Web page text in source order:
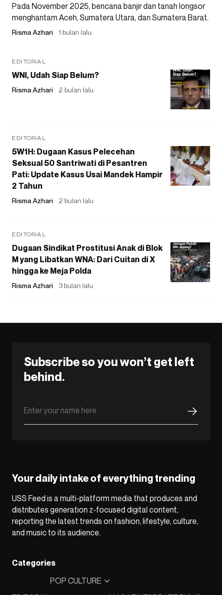
Pada November 2025, bencana banjir dan tanah longsor
menghantam Aceh, Sumatera Utara, dan Sumatera Barat.
Risma Azhari 1 bulan lalu
EDITORIAL
WNI, Udah Siap Belum?
Risma Azhari 2 bulan lalu
EDITORIAL
5W1H: Dugaan Kasus Pelecehan
Seksual 50 Santriwati di Pesantren
Pati: Update Kasus Usai Mandek Hampir
2 Tahun
Risma Azhari 2 bulan lalu
EDITORIAL
Dugaan Sindikat Prostitusi Anak di Blok
M yang Libatkan WNA: Dari Cuitan di X
hingga ke Meja Polda
Risma Azhari 3 bulan lalu
Subscribe so you won’t get left
behind.
Your daily intake of everything trending
USS Feed is a multi-platform media that produces and
distributes generation z-focused digital content,
reporting the latest trends on fashion, lifestyle, culture,
and music to its audience.
Categories
POP CULTURE